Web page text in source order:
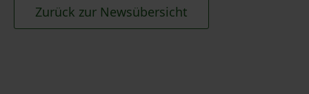
Zurück zur Newsübersicht